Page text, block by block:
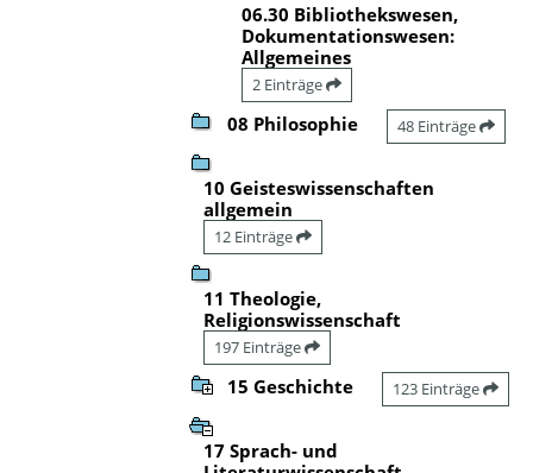
06.30 Bibliothekswesen,
Dokumentationswesen:
Allgemeines
2 Einträge
08 Philosophie 48 Einträge
10 Geisteswissenschaften
allgemein
12 Einträge
11 Theologie,
Religionswissenschaft
197 Einträge
15 Geschichte 123 Einträge
17 Sprach- und